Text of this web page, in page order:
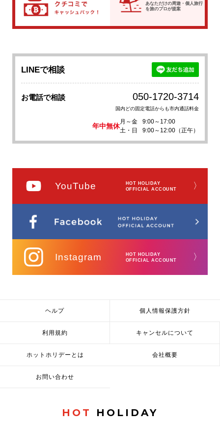
あなただけの周遊・個人旅行
を旅のプロが提案
LINEで相談
お電話で相談 050-1720-3714
国内どの固定電話からも市内通話料金
年中無休
月～金
9:00～17:00
土・日
9:00～12:00（正午）
YouTube
HOT HOLIDAY
OFFICIAL ACCOUNT
〉
Instagram
HOT HOLIDAY
OFFICIAL ACCOUNT
〉
ヘルプ 個人情報保護方針
利用規約 キャンセルについて
ホットホリデーとは 会社概要
お問い合わせ
HOT HOLIDAY